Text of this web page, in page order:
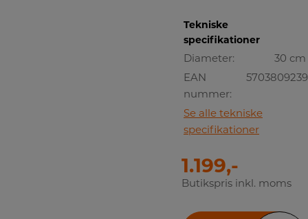
Tekniske
specifikationer
Diameter:
30 cm
EAN
nummer:
Se alle tekniske
specifikationer
1.199,-
Butikspris inkl. moms